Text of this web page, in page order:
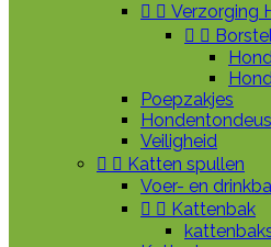
  Verzorging
 
Poepzakjes
Veiligheid
  Katten spullen
Voer- en
  Kattenbak